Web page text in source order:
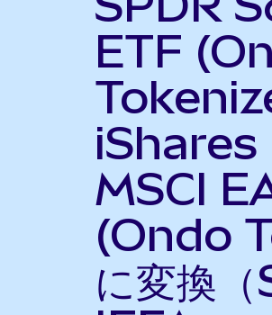
ETF
iShares
MSCI
(Ondo
に変換